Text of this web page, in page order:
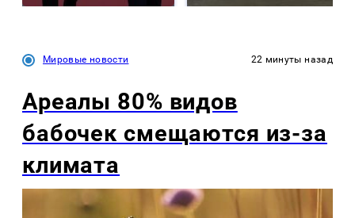
Мировые новости 22 минуты назад
Ареалы 80% видов
бабочек смещаются из-за
климата